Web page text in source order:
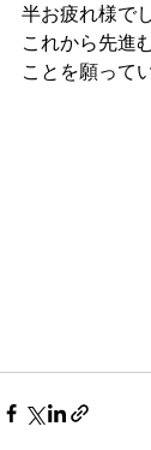
半お疲れ様でし
これから先進
ことを願って